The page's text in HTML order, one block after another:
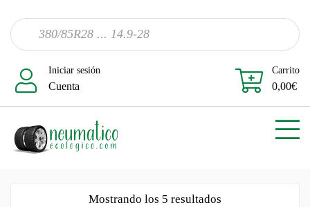
Iniciar sesión
Cuenta
Carrito
0,00€
Mostrando los 5 resultados